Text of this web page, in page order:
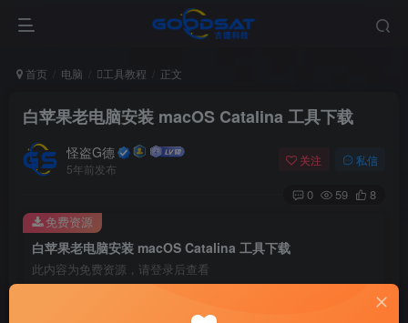
首页 电脑 工具教程 正文
白苹果老电脑安装 macOS Catalina 工具下载
怪盗G德
5年前发布
关注 私信
0 59 8
白苹果老电脑安装 macOS Catalina 工具下载
此内容为免费资源，请登录后查看
免费资源